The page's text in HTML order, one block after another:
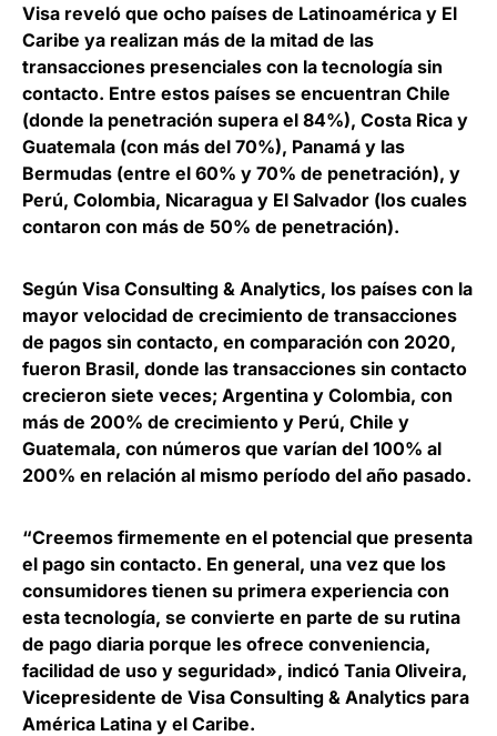
Visa reveló que ocho países de Latinoamérica y El
Caribe ya realizan más de la mitad de las
transacciones presenciales con la tecnología sin
contacto. Entre estos países se encuentran Chile
(donde la penetración supera el 84%), Costa Rica y
Guatemala (con más del 70%), Panamá y las
Bermudas (entre el 60% y 70% de penetración), y
Perú, Colombia, Nicaragua y El Salvador (los cuales
contaron con más de 50% de penetración).
Según Visa Consulting & Analytics, los países con la
mayor velocidad de crecimiento de transacciones
de pagos sin contacto, en comparación con 2020,
fueron Brasil, donde las transacciones sin contacto
crecieron siete veces; Argentina y Colombia, con
más de 200% de crecimiento y Perú, Chile y
Guatemala, con números que varían del 100% al
200% en relación al mismo período del año pasado.
“Creemos firmemente en el potencial que presenta
el pago sin contacto. En general, una vez que los
consumidores tienen su primera experiencia con
esta tecnología, se convierte en parte de su rutina
de pago diaria porque les ofrece conveniencia,
facilidad de uso y seguridad», indicó Tania Oliveira,
Vicepresidente de Visa Consulting & Analytics para
América Latina y el Caribe.